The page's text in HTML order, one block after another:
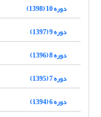
دوره 10 (1398)
دوره 9 (1397)
دوره 8 (1396)
دوره 7 (1395)
دوره 6 (1394)